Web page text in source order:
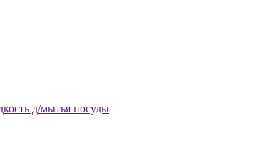
д/мытья посуды